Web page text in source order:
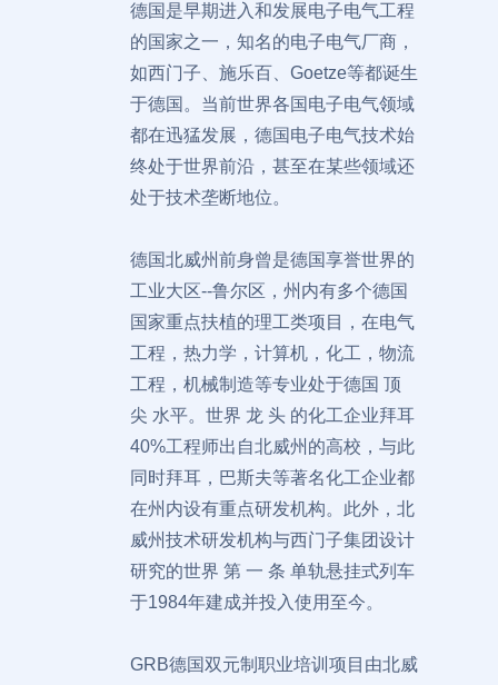
德国是早期进入和发展电子电气工程
的国家之一，知名的电子电气厂商，
如西门子、施乐百、Goetze等都诞生
于德国。当前世界各国电子电气领域
都在迅猛发展，德国电子电气技术始
终处于世界前沿，甚至在某些领域还
处于技术垄断地位。
德国北威州前身曾是德国享誉世界的
工业大区--鲁尔区，州内有多个德国
国家重点扶植的理工类项目，在电气
工程，热力学，计算机，化工，物流
工程，机械制造等专业处于德国 顶
尖 水平。世界 龙 头 的化工企业拜耳
40%工程师出自北威州的高校，与此
同时拜耳，巴斯夫等著名化工企业都
在州内设有重点研发机构。此外，北
威州技术研发机构与西门子集团设计
研究的世界 第 一 条 单轨悬挂式列车
于1984年建成并投入使用至今。
GRB德国双元制职业培训项目由北威